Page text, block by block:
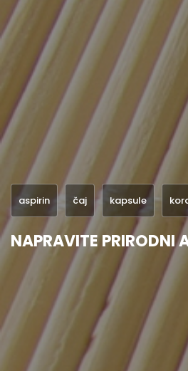
aspirin čaj kapsule
NAPRAVITE PRIRODNI